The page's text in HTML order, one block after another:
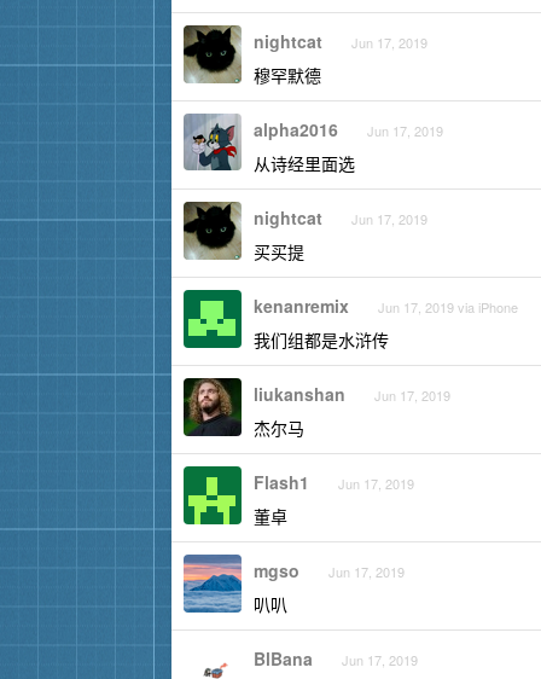
nightcat Jun 17, 2019
穆罕默德
alpha2016 Jun 17, 2019
从诗经里面选
nightcat Jun 17, 2019
买买提
kenanremix Jun 17, 2019 via iPhone
我们组都是水浒传
liukanshan Jun 17, 2019
杰尔马
Flash1 Jun 17, 2019
董卓
mgso Jun 17, 2019
叭叭
BlBana Jun 17, 2019